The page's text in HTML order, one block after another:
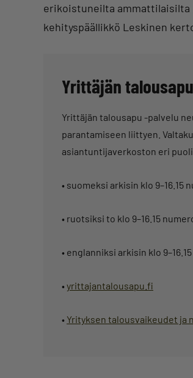
erikoistuneilta ammattilaisilta
kehityspäällikkö Leskinen
Yrittäjän talousapu
Yrittäjän talousapu -palvelu
parantamiseen liittyen.
asiantuntijaverkoston eri
• suomeksi arkisin klo 9–16.15
• ruotsiksi to klo 9–16.15
• englanniksi arkisin klo
• yrittajantalousapu.fi
• Yrityksen talousvaikeudet ja